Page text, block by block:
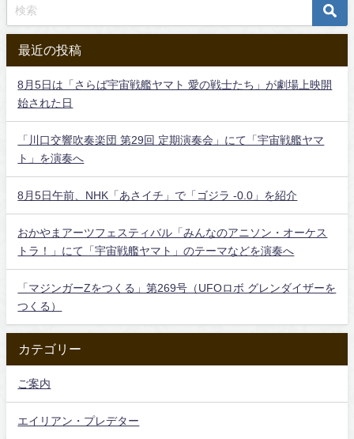
最近の投稿
8月5日は「さらば宇宙戦艦ヤマト 愛の戦士たち」が劇場上映開
始された日
「川口交響吹奏楽団 第29回 定期演奏会」にて「宇宙戦艦ヤマ
ト」を演奏へ
8月5日午前、NHK「あさイチ」で「ゴジラ -0.0」を紹介
おかやまアーツフェスティバル「みんなのアニソン・オーケス
トラ！」にて「宇宙戦艦ヤマト」のテーマなどを演奏へ
「マジンガーZをつくる」第269号（UFOロボ グレンダイザーを
つくる）
カテゴリー
ご案内
エイリアン・プレデター